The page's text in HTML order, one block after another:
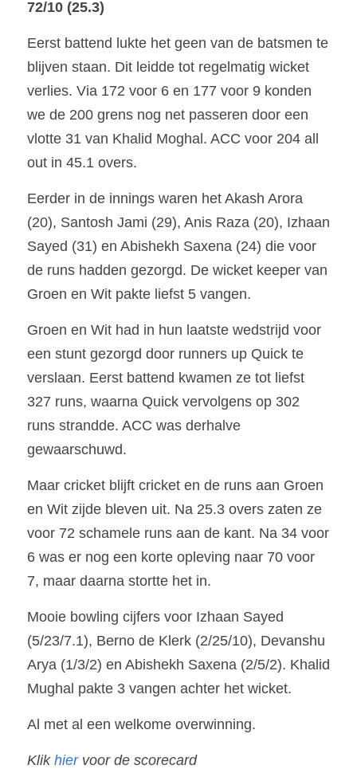
72/10 (25.3)
Eerst battend lukte het geen van de batsmen te
blijven staan. Dit leidde tot regelmatig wicket
verlies. Via 172 voor 6 en 177 voor 9 konden
we de 200 grens nog net passeren door een
vlotte 31 van Khalid Moghal. ACC voor 204 all
out in 45.1 overs.
Eerder in de innings waren het Akash Arora
(20), Santosh Jami (29), Anis Raza (20), Izhaan
Sayed (31) en Abishekh Saxena (24) die voor
de runs hadden gezorgd. De wicket keeper van
Groen en Wit pakte liefst 5 vangen.
Groen en Wit had in hun laatste wedstrijd voor
een stunt gezorgd door runners up Quick te
verslaan. Eerst battend kwamen ze tot liefst
327 runs, waarna Quick vervolgens op 302
runs strandde. ACC was derhalve
gewaarschuwd.
Maar cricket blijft cricket en de runs aan Groen
en Wit zijde bleven uit. Na 25.3 overs zaten ze
voor 72 schamele runs aan de kant. Na 34 voor
6 was er nog een korte opleving naar 70 voor
7, maar daarna stortte het in.
Mooie bowling cijfers voor Izhaan Sayed
(5/23/7.1), Berno de Klerk (2/25/10), Devanshu
Arya (1/3/2) en Abishekh Saxena (2/5/2). Khalid
Mughal pakte 3 vangen achter het wicket.
Al met al een welkome overwinning.
Klik hier voor de scorecard